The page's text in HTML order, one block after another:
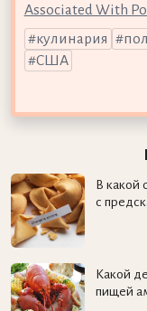
Associated With
кулинария
США
В какой
с
Какой
пищей